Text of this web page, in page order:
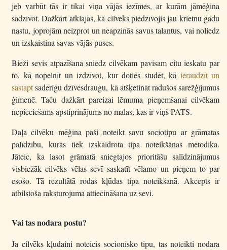
jeb varbūt tās ir tikai viņa vājās iezīmes, ar kurām jāmēģina
sadzīvot.Dažkārt atklājas, ka cilvēks piedzīvojis jau krietnu gadu
nastu, joprojām neizprot un neapzinās savus talantus, vai noliedz
un izskaistina savas vājās puses.
Bieži sevis atpazīšana sniedz cilvēkam pavisam citu ieskatu par
to, kā nopelnīt un izdzīvot, kur doties studēt, kā ieraudzīt un
sastaptsaderīgu dzīvesdraugu, kā atšķetināt radušos sarežģījumus
ģimenē. Taču dažkārt pareizai lēmuma pieņemšanai cilvēkam
nepieciešams apstiprinājums no malas, kas ir viņš PATS.
Daļa cilvēku mēģina paši noteikt savu sociotipu ar grāmatas
palīdzību, kurās tiek izskaidrota tipa noteikšanas metodika.
Jāteic, ka lasot grāmatā sniegtajos prioritāšu salīdzinājumus
visbiežāk cilvēks vēlas sevī saskatīt vēlamo un pieņem to par
esošo. Tā rezultātā rodas kļūdas tipa noteikšanā. Akcepts ir
atbilstoša raksturojuma attiecināšana uz sevi.
Vai tas nodara postu?
Ja cilvēks kļudaini noteicis socionisko tipu, tas noteikti nodara